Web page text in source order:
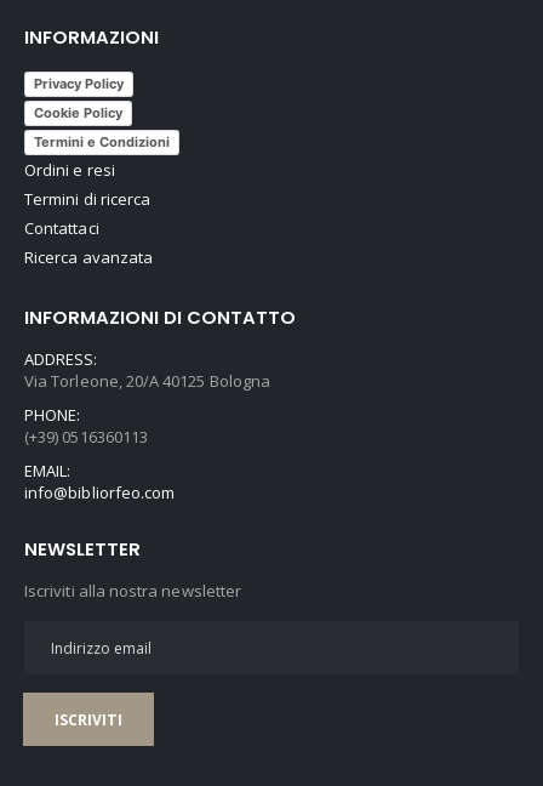
INFORMAZIONI
Privacy Policy
Cookie Policy
Termini e Condizioni
Ordini e resi
Termini di ricerca
Contattaci
Ricerca avanzata
INFORMAZIONI DI CONTATTO
ADDRESS:
Via Torleone, 20/A 40125 Bologna
PHONE:
(+39) 0516360113
EMAIL:
info@bibliorfeo.com
NEWSLETTER
Iscriviti alla nostra newsletter
ISCRIVITI